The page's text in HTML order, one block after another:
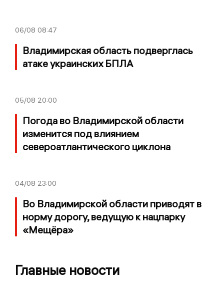
06/08 08:47
Владимирская область подверглась
атаке украинских БПЛА
05/08 20:00
Погода во Владимирской области
изменится под влиянием
североатлантического циклона
04/08 23:00
Во Владимирской области приводят в
норму дорогу, ведущую к нацпарку
«Мещёра»
Главные новости